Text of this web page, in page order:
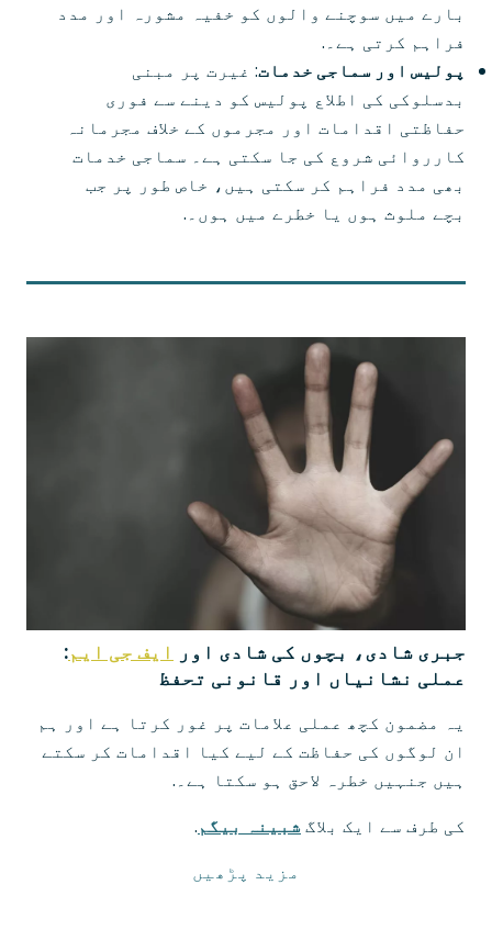
بارے میں سوچنے والوں کو خفیہ مشورہ اور مدد
فراہم کرتی ہے۔.
پولیس اور سماجی خدمات: غیرت پر مبنی
بدسلوکی کی اطلاع پولیس کو دینے سے فوری
حفاظتی اقدامات اور مجرموں کے خلاف مجرمانہ
کارروائی شروع کی جا سکتی ہے۔ سماجی خدمات
بھی مدد فراہم کر سکتی ہیں، خاص طور پر جب
بچے ملوث ہوں یا خطرے میں ہوں۔.
جبری شادی، بچوں کی شادی اور ایف جی ایم:
عملی نشانیاں اور قانونی تحفظ
یہ مضمون کچھ عملی علامات پر غور کرتا ہے اور ہم
ان لوگوں کی حفاظت کے لیے کیا اقدامات کر سکتے
ہیں جنہیں خطرہ لاحق ہو سکتا ہے۔.
کی طرف سے ایک بلاگشبینہ بیگم.
مزید پڑھیں